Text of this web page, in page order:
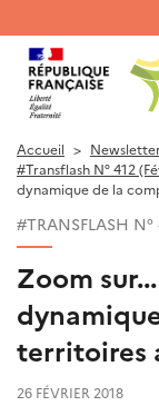
RECHERCHER UN
QUE
Accueil
#Transflash N° 412
dynamique de la
#TRANSFLASH N°
Zoom
territoires
26 FÉVRIER 2018